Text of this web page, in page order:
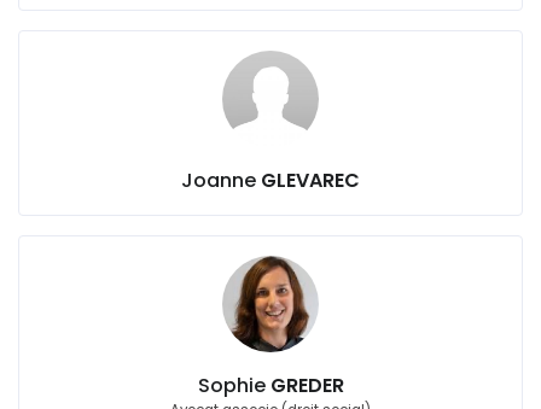
Joanne GLEVAREC
Sophie GREDER